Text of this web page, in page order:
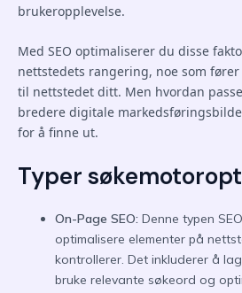
brukeropplevelse.
Med SEO optimaliserer du disse
nettstedets rangering, noe som
til nettstedet ditt. Men hvordan
bredere digitale
for å finne ut.
Typer
On-Page SEO: Denne typen
optimalisere elementer på
kontrollerer. Det inkluderer å
bruke relevante søkeord og